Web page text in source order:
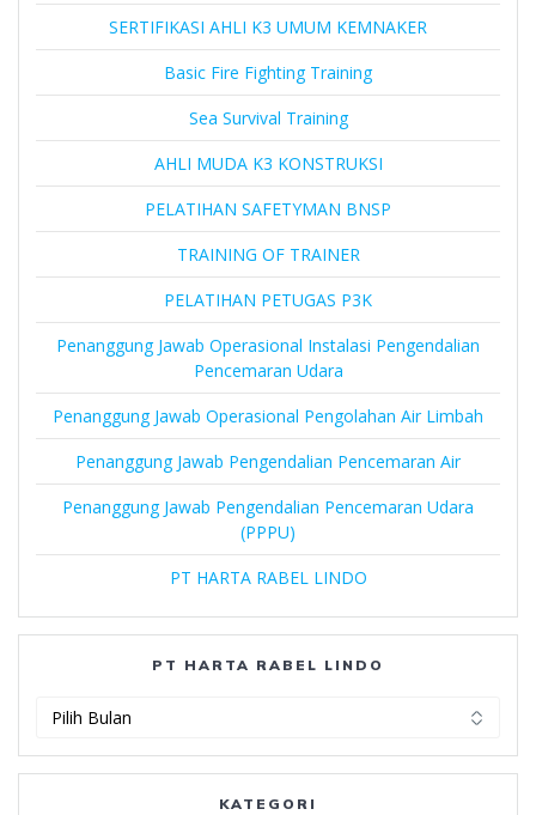
SERTIFIKASI AHLI K3 UMUM KEMNAKER
Basic Fire Fighting Training
Sea Survival Training
AHLI MUDA K3 KONSTRUKSI
PELATIHAN SAFETYMAN BNSP
TRAINING OF TRAINER
PELATIHAN PETUGAS P3K
Penanggung Jawab Operasional Instalasi Pengendalian
Pencemaran Udara
Penanggung Jawab Operasional Pengolahan Air Limbah
Penanggung Jawab Pengendalian Pencemaran Air
Penanggung Jawab Pengendalian Pencemaran Udara
(PPPU)
PT HARTA RABEL LINDO
PT HARTA RABEL LINDO
Rabel
KATEGORI